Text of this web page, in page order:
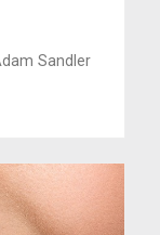
Sandler